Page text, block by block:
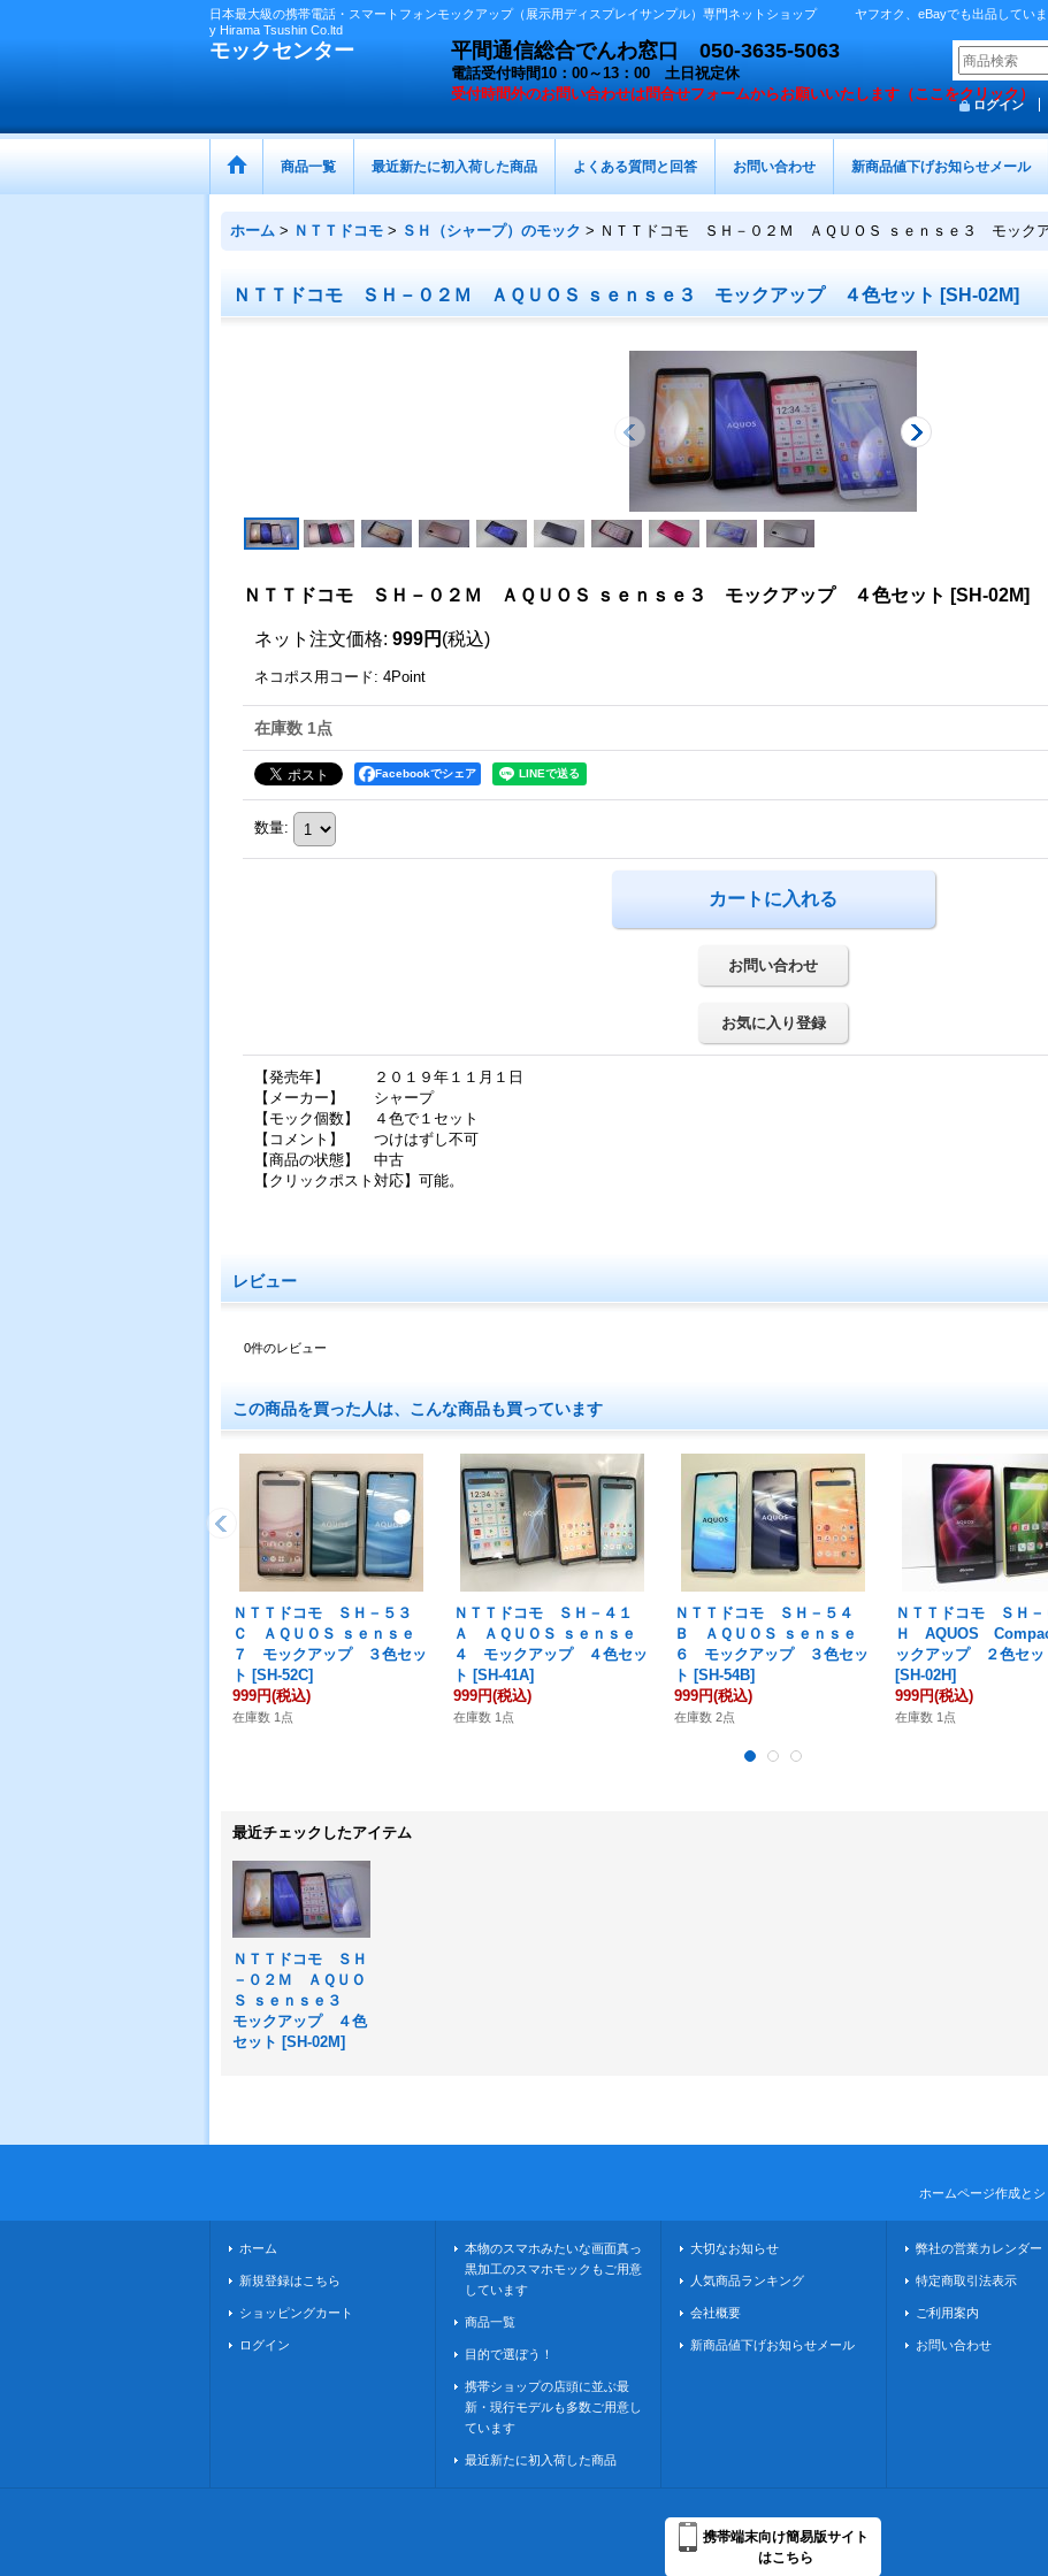
日本最大級の携帯電話・スマートフォンモックアップ（展示用ディスプレイサンプル）専門ネットショップ ヤフオク、eBayでも出品していま
y Hirama Tsushin Co.ltd
モックセンター 平間通信総合でんわ窓口 050-3635-5063
電話受付時間10：00～13：00 土日祝定休
受付時間外のお問い合わせは問合せフォームからお願いいたします（ここをクリック）
ログイン
商品一覧 最近新たに初入荷した商品 よくある質問と回答 お問い合わせ 新商品値下げお知らせメール
ホーム > ＮＴＴドコモ > ＳＨ（シャープ）のモック > ＮＴＴドコモ ＳＨ－０２Ｍ ＡＱＵＯＳ ｓｅｎｓｅ３ モック
ＮＴＴドコモ ＳＨ－０２Ｍ ＡＱＵＯＳ ｓｅｎｓｅ３ モックアップ ４色セット [SH-02M]
ＮＴＴドコモ ＳＨ－０２Ｍ ＡＱＵＯＳ ｓｅｎｓｅ３ モックアップ ４色セット [SH-02M]
ネット注文価格: 999円 (税込)
ネコポス用コード: 4Point
在庫数 1点
Facebookでシェア
数量:
お問い合わせ
お気に入り登録
【発売年】 ２０１９年１１月１日
【メーカー】 シャープ
【モック個数】 ４色で１セット
【コメント】 つけはずし不可
【商品の状態】 中古
【クリックポスト対応】可能。
レビュー
0件のレビュー
この商品を買った人は、こんな商品も買っています
ＮＴＴドコモ ＳＨ－５３
Ｃ ＡＱＵＯＳ ｓｅｎｓｅ
７ モックアップ ３色セッ
ト [SH-52C]
999円(税込)
在庫数 1点
ＮＴＴドコモ ＳＨ－４１
Ａ ＡＱＵＯＳ ｓｅｎｓｅ
４ モックアップ ４色セッ
ト [SH-41A]
999円(税込)
在庫数 1点
ＮＴＴドコモ ＳＨ－５４
Ｂ ＡＱＵＯＳ ｓｅｎｓｅ
６ モックアップ ３色セッ
ト [SH-54B]
999円(税込)
在庫数 2点
ＮＴＴドコモ ＳＨ－
Ｈ AQUOS
ックアップ ２色セッ
[SH-02H]
999円(税込)
在庫数 1点
最近チェックしたアイテム
ＮＴＴドコモ ＳＨ
－０２Ｍ ＡＱＵＯ
Ｓ ｓｅｎｓｅ３
モックアップ ４色
セット [SH-02M]
ホームページ作成と
ホーム
新規登録はこちら
ショッピングカート
ログイン
本物のスマホみたいな画面真っ
黒加工のスマホモックもご用意
しています
商品一覧
目的で選ぼう！
携帯ショップの店頭に並ぶ最
新・現行モデルも多数ご用意し
ています
最近新たに初入荷した商品
大切なお知らせ
人気商品ランキング
会社概要
新商品値下げお知らせメール
弊社の営業カレンダー
特定商取引法表示
ご利用案内
お問い合わせ
携帯端末向け簡易版サイト
はこちら